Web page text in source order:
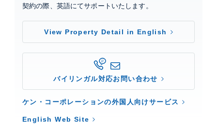
契約の際、英語にてサポートいたします。
View Property Detail in English
バイリンガル対応お問い合わせ
ケン・コーポレーションの外国人向けサービス
English Web Site